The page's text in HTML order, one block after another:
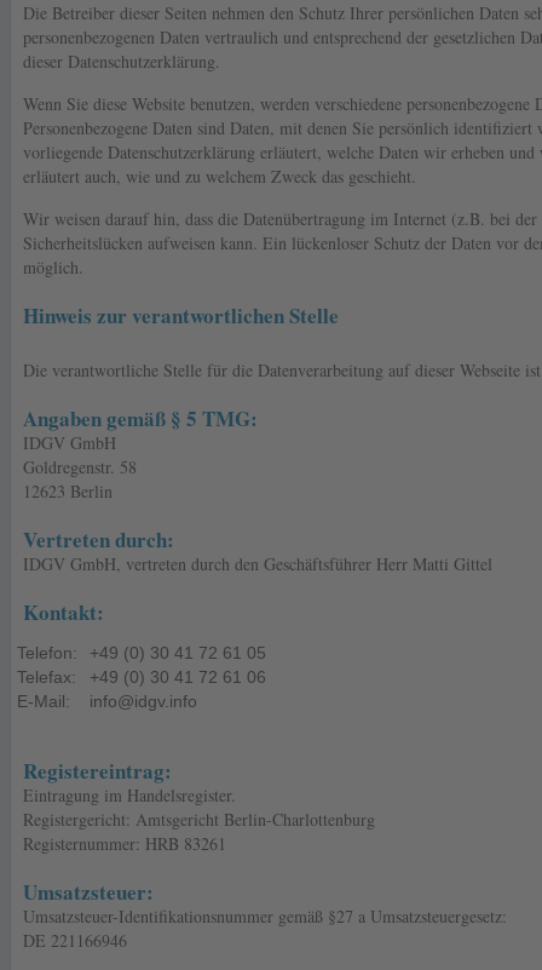
Die Betreiber dieser Seiten nehmen den Schutz Ihrer persönlichen Daten
personenbezogenen Daten vertraulich und entsprechend der gesetzlichen
dieser Datenschutzerklärung.
Wenn Sie diese Website benutzen, werden verschiedene personenbezogene
Personenbezogene Daten sind Daten, mit denen Sie persönlich identifiziert
vorliegende Datenschutzerklärung erläutert, welche Daten wir erheben
erläutert auch, wie und zu welchem Zweck das geschieht.
Wir weisen darauf hin, dass die Datenübertragung im Internet (z.B. bei
Sicherheitslücken aufweisen kann. Ein lückenloser Schutz der Daten vor
möglich.
Hinweis zur verantwortlichen Stelle
Die verantwortliche Stelle für die Datenverarbeitung auf dieser Webseite
Angaben gemäß § 5 TMG:
IDGV GmbH
Goldregenstr. 58
12623 Berlin
Vertreten durch:
IDGV GmbH, vertreten durch den Geschäftsführer Herr Matti Gittel
Kontakt:
Telefon:
+49 (0) 30 41 72 61 05
Telefax:
+49 (0) 30 41 72 61 06
E-Mail:
info@idgv.info
Registereintrag:
Eintragung im Handelsregister.
Registergericht: Amtsgericht Berlin-Charlottenburg
Registernummer: HRB 83261
Umsatzsteuer:
Umsatzsteuer-Identifikationsnummer gemäß §27 a Umsatzsteuergesetz:
DE 221166946